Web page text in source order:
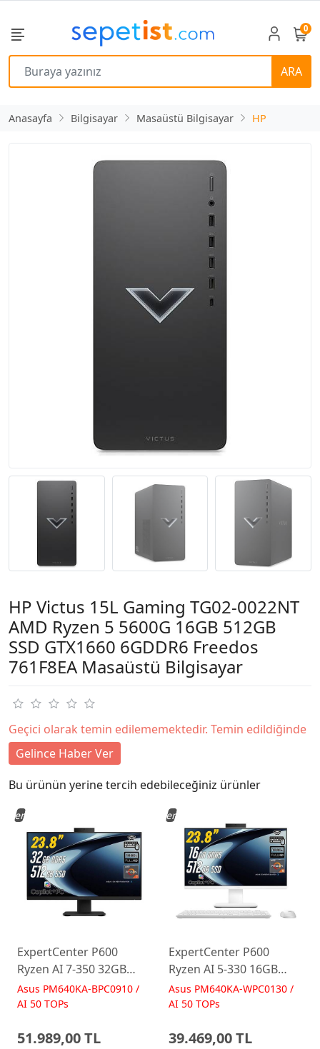
ARA
0
Anasayfa Bilgisayar Masaüstü Bilgisayar HP
HP Victus 15L Gaming TG02-0022NT
AMD Ryzen 5 5600G 16GB 512GB
SSD GTX1660 6GDDR6 Freedos
761F8EA Masaüstü Bilgisayar
Geçici olarak temin edilememektedir. Temin edildiğinde
Gelince Haber Ver
Bu ürünün yerine tercih edebileceğiniz ürünler
ExpertCenter P600
Ryzen AI 7-350 32GB
512GB 23.8 FreeDos
Siyah AI-Powered AIO
Asus PM640KA-BPC0910 /
AI 50 TOPs
51.989,00 TL
Yeni
ExpertCenter P600
Ryzen AI 5-330 16GB
512GB 23.8 FreeDos
Beyaz AI-Powered AIO
Asus PM640KA-WPC0130 /
AI 50 TOPs
39.469,00 TL
Yeni